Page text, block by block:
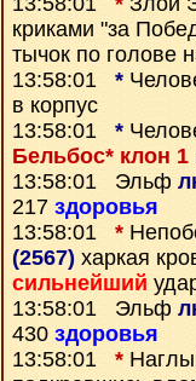
криками "за
тычок по голове
13:58:01 *
в корпус
13:58:01 *
Бельбос* клон 1
13:58:01 Эльф
217 здоровья
13:58:01 *
(2567) харкая
сильнейший
13:58:01 Эльф
430 здоровья
13:58:01 *